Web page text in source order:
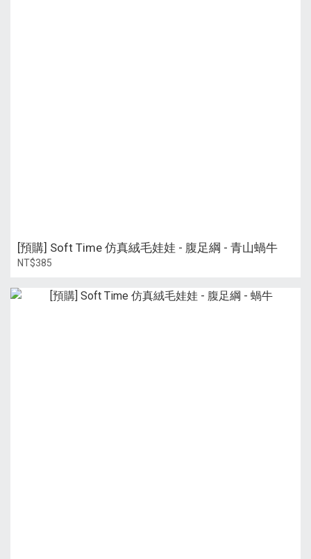
[預購] Soft Time 仿真絨毛娃娃 - 腹足綱 - 青山蝸牛
NT$385